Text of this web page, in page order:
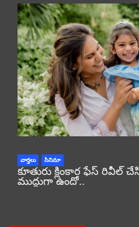
వార్తలు సినిమా
కూతురు క్లింకార ఫేస్
ముద్దుగా ఉందో..